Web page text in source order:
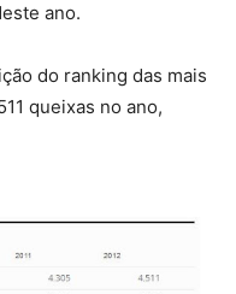
ano.
do ranking das mais
queixas no ano,